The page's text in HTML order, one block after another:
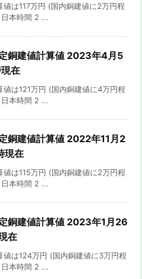
値は117万円 (国内銅建値に2万円程
本時間 2 ...
銅建値計算値 2023年4月5
在
値は121万円 (国内銅建値に4万円程
本時間 2 ...
銅建値計算値 2022年11月2
現在
値は115万円 (国内銅建値に2万円程
本時間 2 ...
銅建値計算値 2023年1月26
在
値は124万円 (国内銅建値に3万円程
本時間 2 ...